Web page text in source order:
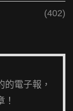
(402)
電子報，